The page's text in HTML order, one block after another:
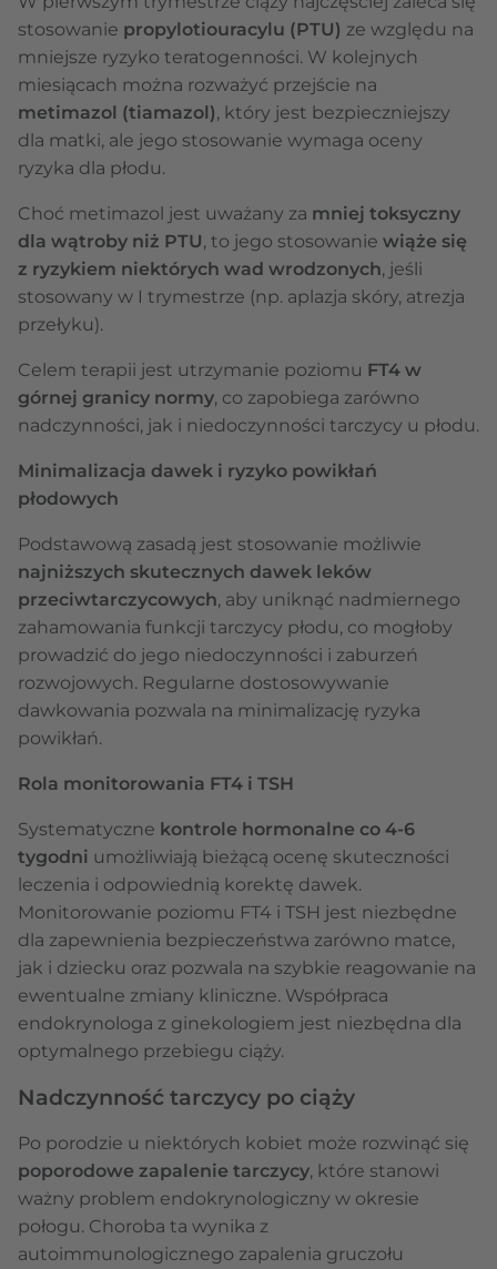
stosowanie propylotiouracylu (PTU) ze względu na
mniejsze ryzyko teratogenności. W kolejnych
miesiącach można rozważyć przejście na
metimazol (tiamazol), który jest bezpieczniejszy
dla matki, ale jego stosowanie wymaga oceny
ryzyka dla płodu.
Choć metimazol jest uważany za mniej toksyczny
dla wątroby niż PTU, to jego stosowanie wiąże się
z ryzykiem niektórych wad wrodzonych, jeśli
stosowany w I trymestrze (np. aplazja skóry, atrezja
przełyku).
Celem terapii jest utrzymanie poziomu FT4 w
górnej granicy normy, co zapobiega zarówno
nadczynności, jak i niedoczynności tarczycy u płodu.
Minimalizacja dawek i ryzyko powikłań
płodowych
Podstawową zasadą jest stosowanie możliwie
najniższych skutecznych dawek leków
przeciwtarczycowych, aby uniknąć nadmiernego
zahamowania funkcji tarczycy płodu, co mogłoby
prowadzić do jego niedoczynności i zaburzeń
rozwojowych. Regularne dostosowywanie
dawkowania pozwala na minimalizację ryzyka
powikłań.
Rola monitorowania FT4 i TSH
Systematyczne kontrole hormonalne co 4-6
tygodni umożliwiają bieżącą ocenę skuteczności
leczenia i odpowiednią korektę dawek.
Monitorowanie poziomu FT4 i TSH jest niezbędne
dla zapewnienia bezpieczeństwa zarówno matce,
jak i dziecku oraz pozwala na szybkie reagowanie na
ewentualne zmiany kliniczne. Współpraca
endokrynologa z ginekologiem jest niezbędna dla
optymalnego przebiegu ciąży.
Nadczynność tarczycy po ciąży
Po porodzie u niektórych kobiet może rozwinąć się
poporodowe zapalenie tarczycy, które stanowi
ważny problem endokrynologiczny w okresie
połogu. Choroba ta wynika z
autoimmunologicznego zapalenia gruczołu